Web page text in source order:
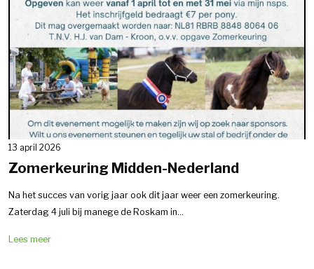
13 april 2026
Zomerkeuring Midden-Nederland
Na het succes van vorig jaar ook dit jaar weer een zomerkeuring.
Zaterdag 4 juli bij manege de Roskam in...
Lees meer